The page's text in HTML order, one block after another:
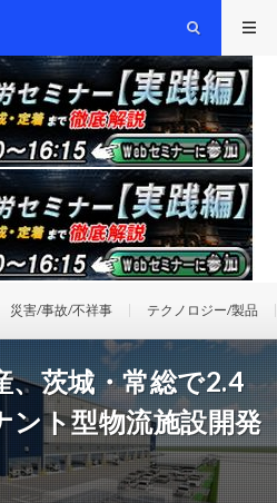
災害/事故/不祥事 テクノロジー/製品
、茨城・常総で2.4
ント型物流施設開発